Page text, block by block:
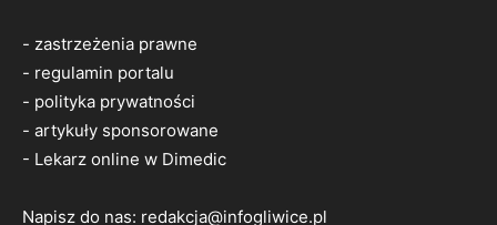
- zastrzeżenia prawne
- regulamin portalu
- polityka prywatności
- artykuły sponsorowane
- Lekarz online w Dimedic
Napisz do nas: redakcja@infogliwice.pl